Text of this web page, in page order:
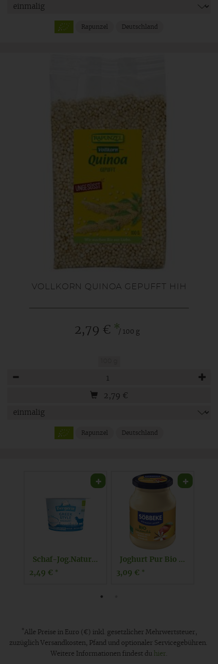
Rapunzel Deutschland
VOLLKORN QUINOA GEPUFFT HIH
2,79 € */ 100 g
2,79 €
Rapunzel Deutschland
3,09 €
2,99 €
*Alle Preise in Euro (€) inkl. gesetzlicher Mehrwertsteuer,
zuzüglich Versandkosten, Pfand und optionaler Servicegebühren.
Weitere Informationen findest du hier.